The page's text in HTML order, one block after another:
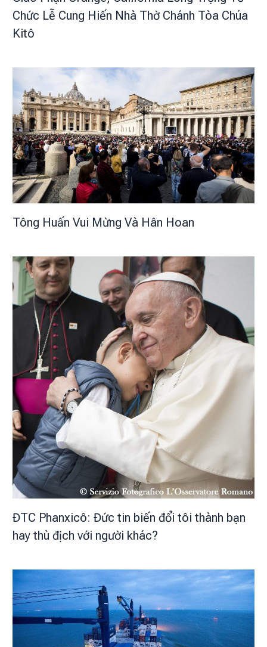
Chức Lễ Cung Hiến Nhà Thờ Chánh Tòa Chúa
Kitô
Tông Huấn Vui Mừng Và Hân Hoan
ĐTC Phanxicô: Đức tin biến đổi tôi thành bạn
hay thù địch với người khác?